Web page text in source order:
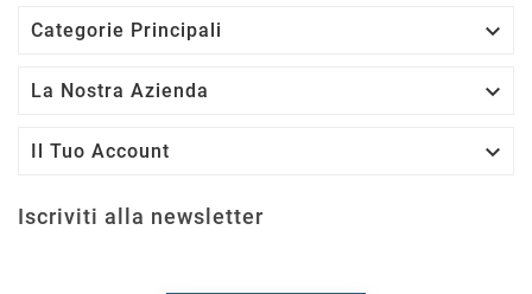
Categorie Principali 
La Nostra Azienda 
Il Tuo Account 
Iscriviti alla newsletter